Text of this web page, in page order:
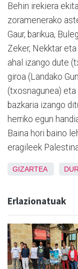
Behin irekiera
zoramenerako
Gaur, barikua,
Zeker, Nekktar
ahal izango dute
giroa (Landako
(txosnagunea)
bazkaria izango
herriko egun
Baina hori baino
eragileek
GIZARTEA
Erlazionatuak